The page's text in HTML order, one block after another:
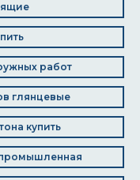
работ
глянцевые
купить